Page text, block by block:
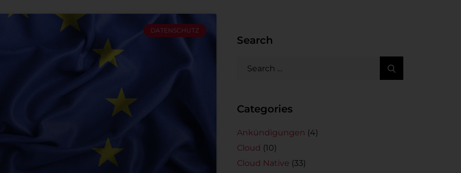
DATENSCHUTZ
Search
Categories
Ankündigungen (4)
Cloud (10)
Cloud Native (33)